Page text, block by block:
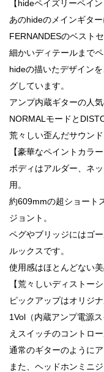
【hideペイズリーペイ
あのhideのメインギター
FERNANDESのベスト
細かいディテールまで
hideの描いたデザイン
グしています。
アンプ内蔵ギターの人気
NORMALモードと
荒々しい歪んだサウン
【豪華なペイントカラー
ボディはアルダー、ネ
用。
約609mmの超ショート
ジョント。
ペグやブリッジにはゴ
ルックスです。
使用感はほとんどない美
【荒々しいディストー
ピックアップはオリジ
1Vol（内蔵アンプ電源
えスイッチのコントロー
通常のギターのように
また、ヘッドホンミニ